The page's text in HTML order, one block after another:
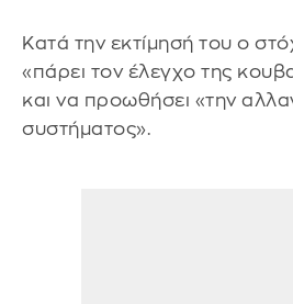
Κατά την εκτίμησή του ο
«πάρει τον έλεγχο της
και να προωθήσει «την
συστήματος».